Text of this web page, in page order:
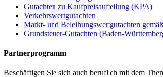
Gutachten zu Kaufpreisaufteilung (KPA)
Verkehrswertgutachten
Markt- und Beleihungswertgutachten
Grundsteuer-Gutachten (Baden-
Partnerprogramm
Beschäftigen Sie sich auch beruflich mit dem